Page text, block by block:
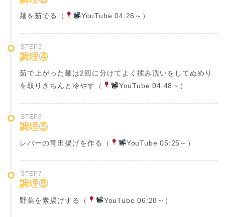
麺を茹でる（ YouTube 04:26～）
STEP5
調理④
茹で上がった麺は2回に分けてよく揉み洗いをしてぬめり
を取りきちんと冷やす（
YouTube 04:48～）
STEP6
調理⑤
レバーの竜田揚げを作る（ YouTube 05:25～）
STEP7
調理⑥
野菜を素揚げする（ YouTube 06:28～）